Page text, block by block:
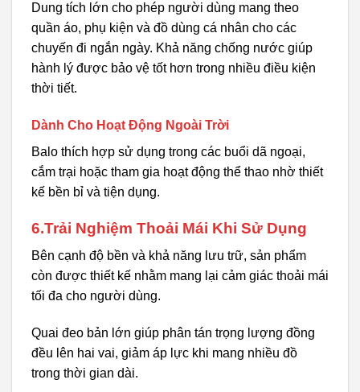
Dung tích lớn cho phép người dùng mang theo
quần áo, phụ kiện và đồ dùng cá nhân cho các
chuyến đi ngắn ngày. Khả năng chống nước giúp
hành lý được bảo vệ tốt hơn trong nhiều điều kiện
thời tiết.
Dành Cho Hoạt Động Ngoài Trời
Balo thích hợp sử dụng trong các buổi dã ngoại,
cắm trại hoặc tham gia hoạt động thể thao nhờ thiết
kế bền bỉ và tiện dụng.
6.Trải Nghiệm Thoải Mái Khi Sử Dụng
Bên cạnh độ bền và khả năng lưu trữ, sản phẩm
còn được thiết kế nhằm mang lại cảm giác thoải mái
tối đa cho người dùng.
Quai đeo bản lớn giúp phân tán trọng lượng đồng
đều lên hai vai, giảm áp lực khi mang nhiều đồ
trong thời gian dài.